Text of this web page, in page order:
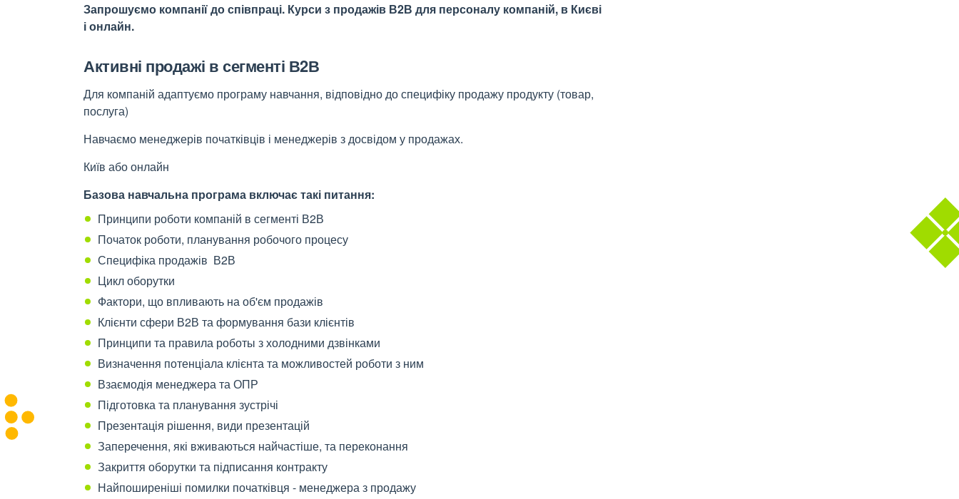
Запрошуємо компанії до співпраці. Курси з продажів В2В для персоналу компаній, в Києві
і онлайн.
Активні продажі в сегменті В2В
Для компаній адаптуємо програму навчання, відповідно до специфіку продажу продукту (товар,
послуга)
Навчаємо менеджерів початківців і менеджерів з досвідом у продажах.
Київ або онлайн
Базова навчальна програма включає такі питання:
Принципи роботи компаній в сегменті В2В
Початок роботи, планування робочого процесу
Специфіка продажів В2В
Цикл оборутки
Фактори, що впливають на об'єм продажів
Клієнти сфери В2В та формування бази клієнтів
Принципи та правила роботы з холодними дзвінками
Визначення потенціала клієнта та можливостей роботи з ним
Взаємодія менеджера та ОПР
Підготовка та планування зустрічі
Презентація рішення, види презентацій
Заперечення, які вживаються найчастіше, та переконання
Закриття оборутки та підписання контракту
Найпоширеніші помилки початківця - менеджера з продажу